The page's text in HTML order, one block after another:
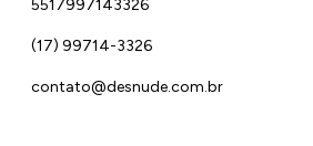
5517997143326
(17) 99714-3326
contato@desnude.com.br